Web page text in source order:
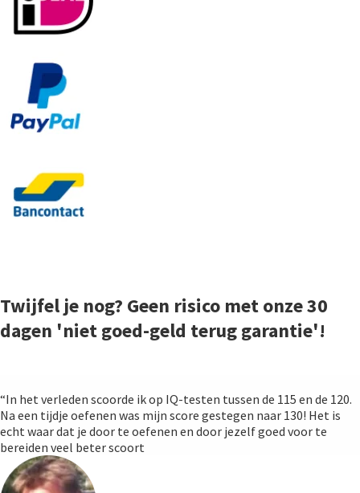
Twijfel je nog? Geen risico met onze 30
dagen 'niet goed-geld terug garantie'!
“In het verleden scoorde ik op IQ-testen tussen de 115 en de 120.
Na een tijdje oefenen was mijn score gestegen naar 130! Het is
echt waar dat je door te oefenen en door jezelf goed voor te
bereiden veel beter scoort